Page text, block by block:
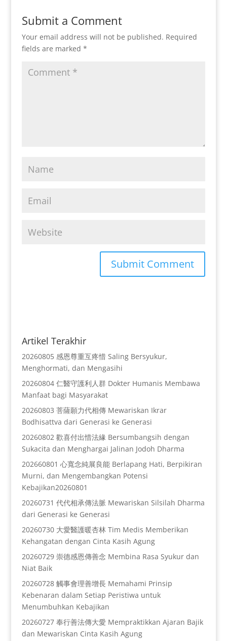
Submit a Comment
Your email address will not be published. Required
fields are marked *
Artikel Terakhir
20260805 感恩尊重互疼惜 Saling Bersyukur,
Menghormati, dan Mengasihi
20260804 仁醫守護利人群 Dokter Humanis Membawa
Manfaat bagi Masyarakat
20260803 菩薩願力代相傳 Mewariskan Ikrar
Bodhisattva dari Generasi ke Generasi
20260802 歡喜付出惜法緣 Bersumbangsih dengan
Sukacita dan Menghargai Jalinan Jodoh Dharma
202660801 心寬念純展良能 Berlapang Hati, Berpikiran
Murni, dan Mengembangkan Potensi
Kebajikan20260801
20260731 代代相承傳法脈 Mewariskan Silsilah Dharma
dari Generasi ke Generasi
20260730 大愛醫護暖杏林 Tim Medis Memberikan
Kehangatan dengan Cinta Kasih Agung
20260729 崇德感恩傳善念 Membina Rasa Syukur dan
Niat Baik
20260728 觸事會理善增長 Memahami Prinsip
Kebenaran dalam Setiap Peristiwa untuk
Menumbuhkan Kebajikan
20260727 奉行善法傳大愛 Mempraktikkan Ajaran Bajik
dan Mewariskan Cinta Kasih Agung